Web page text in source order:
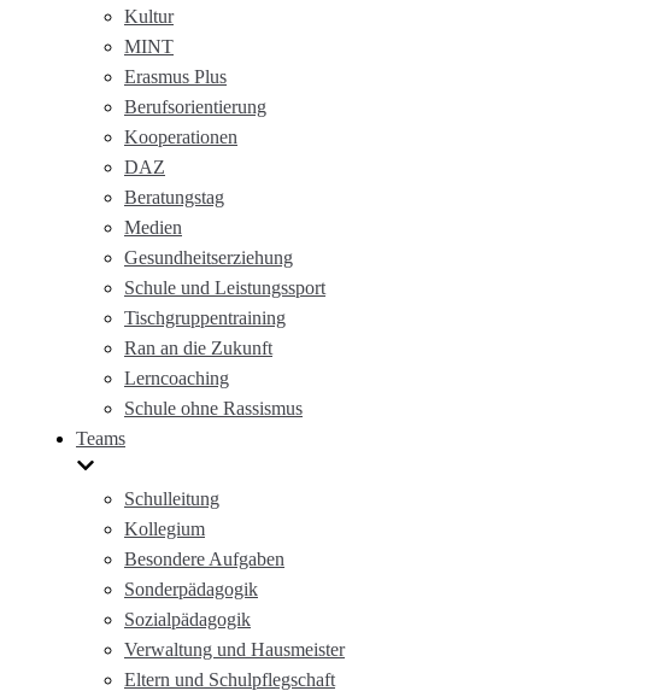
Kultur
MINT
Erasmus Plus
Berufsorientierung
Kooperationen
DAZ
Beratungstag
Medien
Gesundheitserziehung
Schule und Leistungssport
Tischgruppentraining
Ran an die Zukunft
Lerncoaching
Schule ohne Rassismus
Teams
Schulleitung
Kollegium
Besondere Aufgaben
Sonderpädagogik
Sozialpädagogik
Verwaltung und Hausmeister
Eltern und Schulpflegschaft